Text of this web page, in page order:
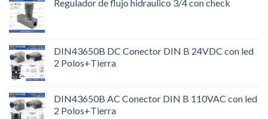
Regulador de flujo hidraulico 3/4 con check
DIN43650B DC Conector DIN B 24VDC con led
2 Polos+Tierra
DIN43650B AC Conector DIN B 110VAC con led
2 Polos+Tierra